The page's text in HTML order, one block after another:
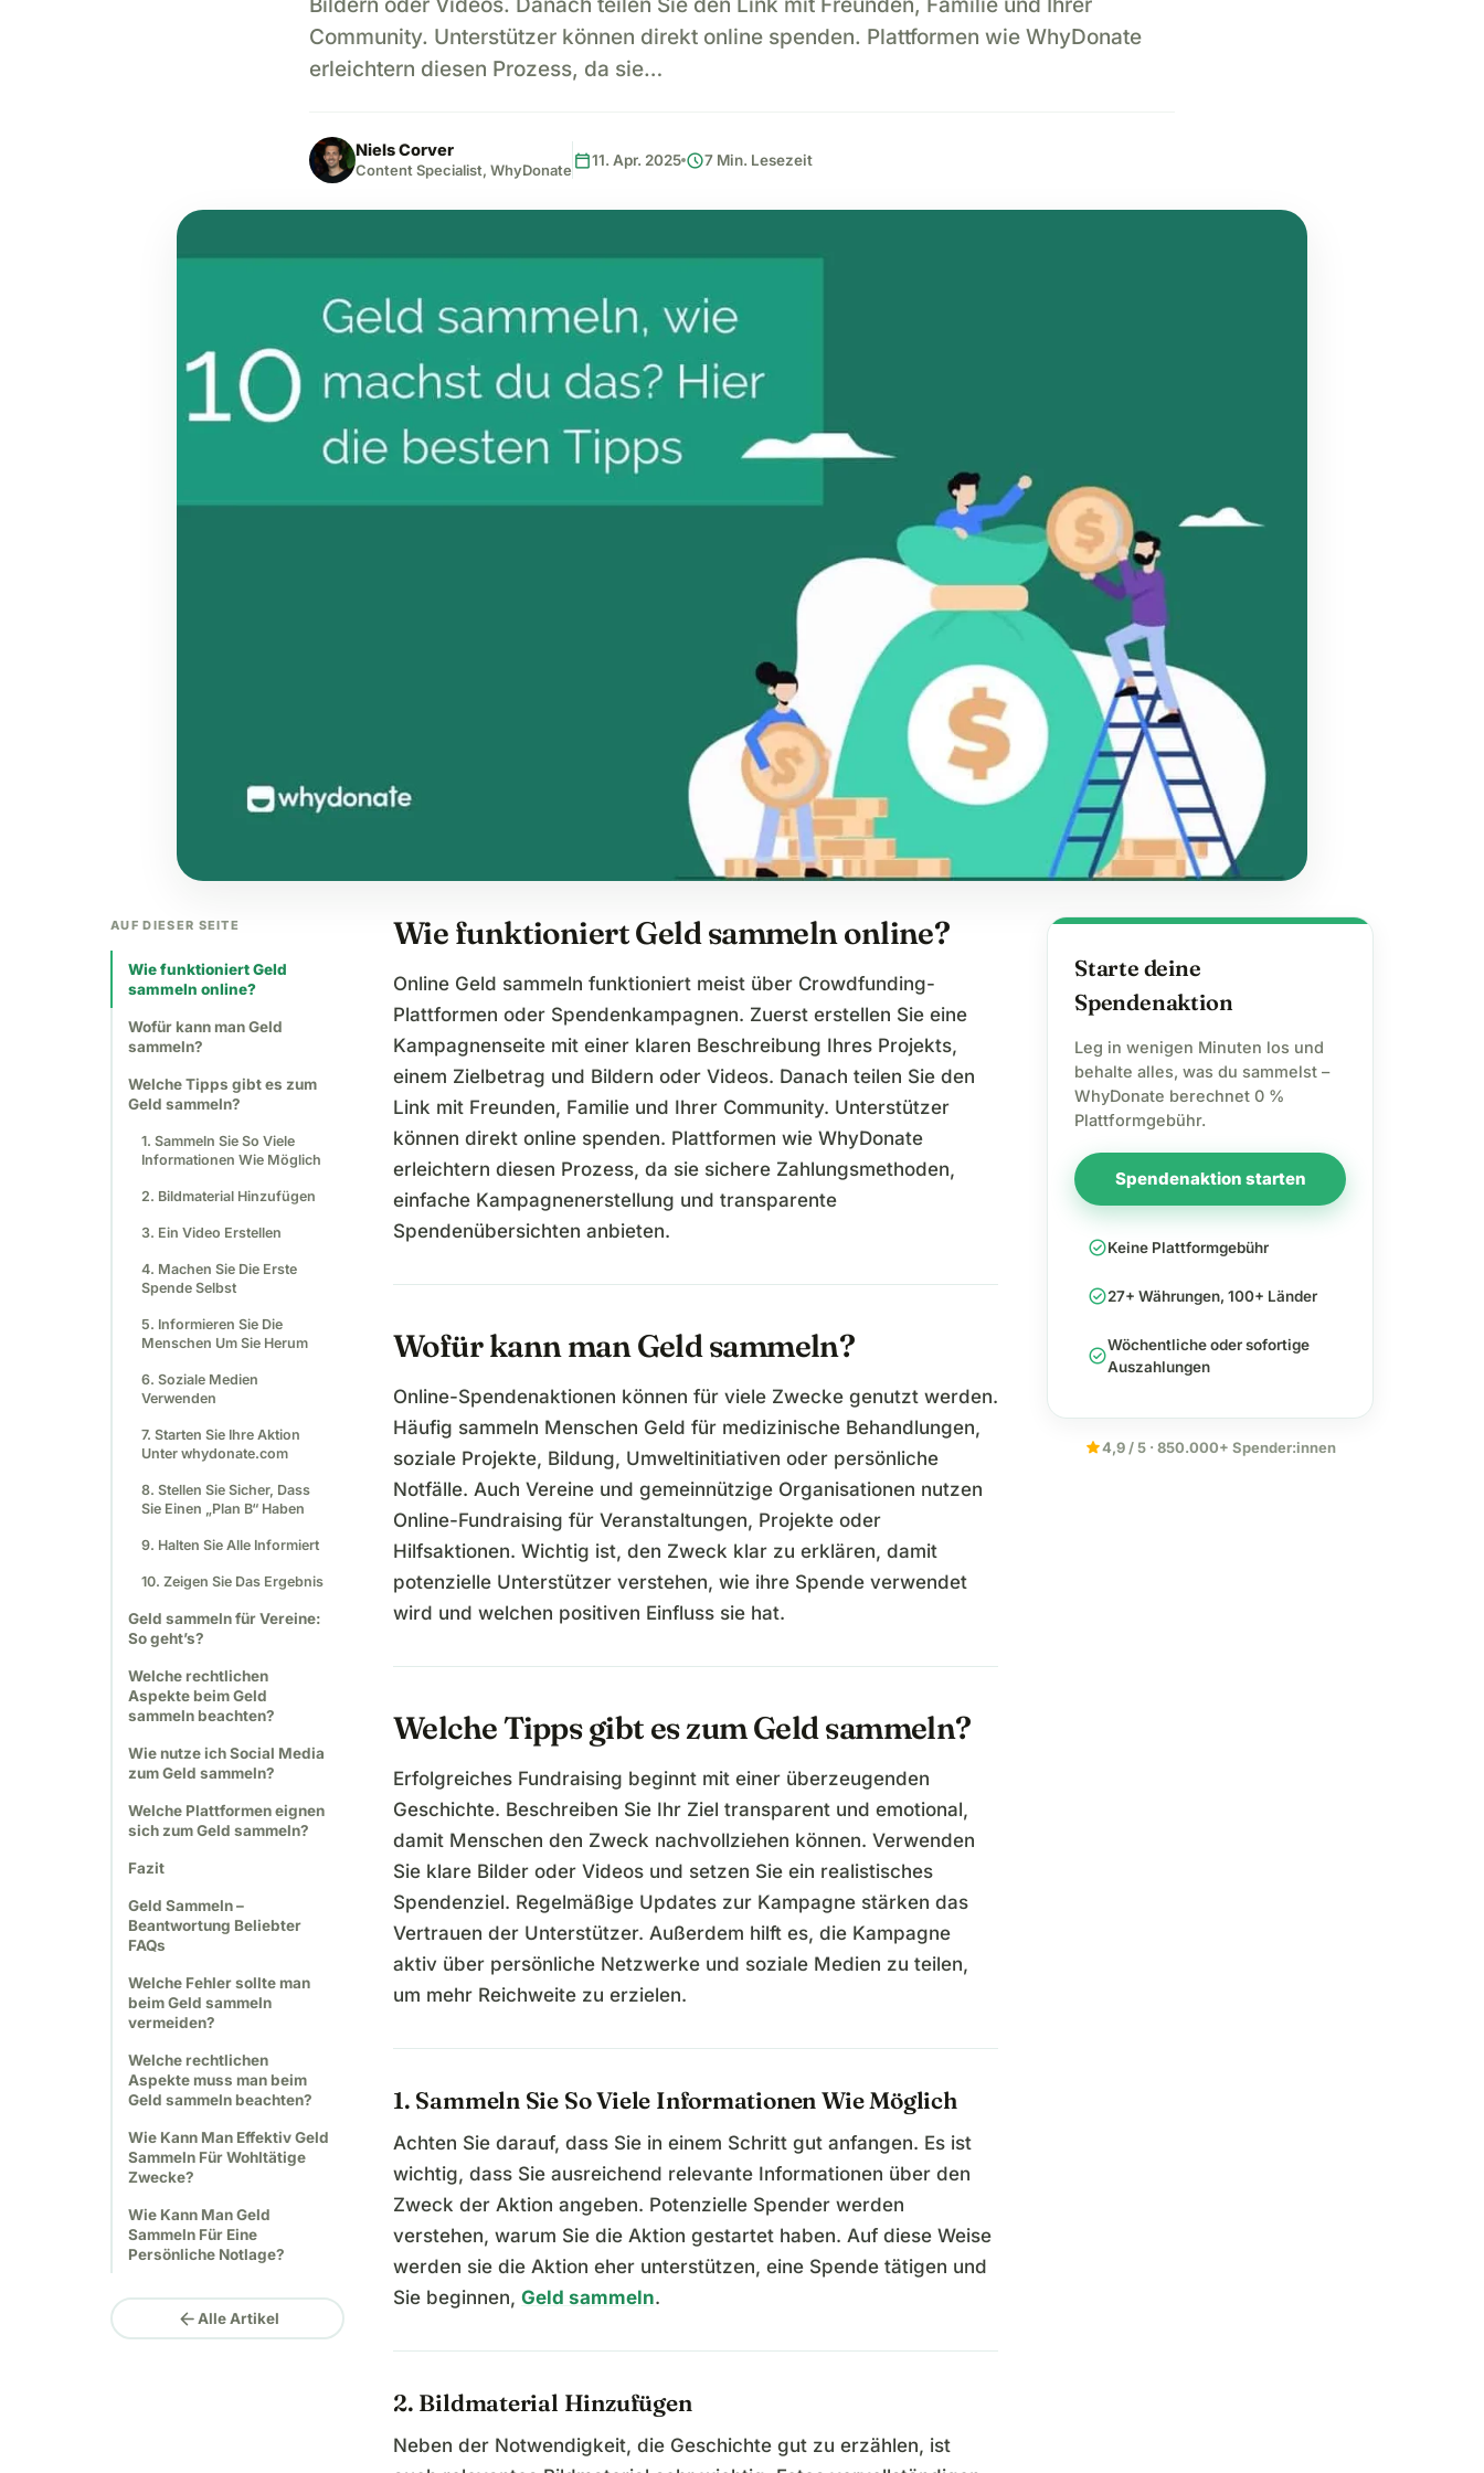
Community. Unterstützer können direkt online spenden. Plattformen wie WhyDonate
erleichtern diesen Prozess, da sie…
Niels Corver
Content Specialist, WhyDonate calendar_today11. Apr. 2025 schedule7 Min. Lesezeit
AUF DIESER SEITE
Wie funktioniert Geld
sammeln online?
Wofür kann man Geld
sammeln?
Welche Tipps gibt es zum
Geld sammeln?
1. Sammeln Sie So Viele
Informationen Wie Möglich
2. Bildmaterial Hinzufügen
3. Ein Video Erstellen
4. Machen Sie Die Erste
Spende Selbst
5. Informieren Sie Die
Menschen Um Sie Herum
6. Soziale Medien
Verwenden
7. Starten Sie Ihre Aktion
Unter whydonate.com
8. Stellen Sie Sicher, Dass
Sie Einen „Plan B“ Haben
9. Halten Sie Alle Informiert
10. Zeigen Sie Das Ergebnis
Geld sammeln für Vereine:
So geht’s?
Welche rechtlichen
Aspekte beim Geld
sammeln beachten?
Wie nutze ich Social Media
zum Geld sammeln?
Welche Plattformen eignen
sich zum Geld sammeln?
Fazit
Geld Sammeln –
Beantwortung Beliebter
FAQs
Welche Fehler sollte man
beim Geld sammeln
vermeiden?
Welche rechtlichen
Aspekte muss man beim
Geld sammeln beachten?
Wie Kann Man Effektiv Geld
Sammeln Für Wohltätige
Zwecke?
Wie Kann Man Geld
Sammeln Für Eine
Persönliche Notlage?
arrow_backAlle Artikel
Wie funktioniert Geld sammeln online?
Online Geld sammeln funktioniert meist über Crowdfunding-
Plattformen oder Spendenkampagnen. Zuerst erstellen Sie eine
Kampagnenseite mit einer klaren Beschreibung Ihres Projekts,
einem Zielbetrag und Bildern oder Videos. Danach teilen Sie den
Link mit Freunden, Familie und Ihrer Community. Unterstützer
können direkt online spenden. Plattformen wie WhyDonate
erleichtern diesen Prozess, da sie sichere Zahlungsmethoden,
einfache Kampagnenerstellung und transparente
Spendenübersichten anbieten.
Wofür kann man Geld sammeln?
Online-Spendenaktionen können für viele Zwecke genutzt werden.
Häufig sammeln Menschen Geld für medizinische Behandlungen,
soziale Projekte, Bildung, Umweltinitiativen oder persönliche
Notfälle. Auch Vereine und gemeinnützige Organisationen nutzen
Online-Fundraising für Veranstaltungen, Projekte oder
Hilfsaktionen. Wichtig ist, den Zweck klar zu erklären, damit
potenzielle Unterstützer verstehen, wie ihre Spende verwendet
wird und welchen positiven Einfluss sie hat.
Welche Tipps gibt es zum Geld sammeln?
Erfolgreiches Fundraising beginnt mit einer überzeugenden
Geschichte. Beschreiben Sie Ihr Ziel transparent und emotional,
damit Menschen den Zweck nachvollziehen können. Verwenden
Sie klare Bilder oder Videos und setzen Sie ein realistisches
Spendenziel. Regelmäßige Updates zur Kampagne stärken das
Vertrauen der Unterstützer. Außerdem hilft es, die Kampagne
aktiv über persönliche Netzwerke und soziale Medien zu teilen,
um mehr Reichweite zu erzielen.
1. Sammeln Sie So Viele Informationen Wie Möglich
Achten Sie darauf, dass Sie in einem Schritt gut anfangen. Es ist
wichtig, dass Sie ausreichend relevante Informationen über den
Zweck der Aktion angeben. Potenzielle Spender werden
verstehen, warum Sie die Aktion gestartet haben. Auf diese Weise
werden sie die Aktion eher unterstützen, eine Spende tätigen und
Sie beginnen, Geld sammeln.
2. Bildmaterial Hinzufügen
Neben der Notwendigkeit, die Geschichte gut zu erzählen, ist
Starte deine
Spendenaktion
Leg in wenigen Minuten los und
behalte alles, was du sammelst –
WhyDonate berechnet 0 %
Plattformgebühr.
Spendenaktion starten
check_circleKeine Plattformgebühr
check_circle27+ Währungen, 100+ Länder
check_circleWöchentliche oder sofortige
Auszahlungen
star4,9 / 5 · 850.000+ Spender:innen